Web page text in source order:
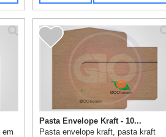
em
Pasta Envelope Kraft - 10...
Pasta envelope kraft, pasta kraft